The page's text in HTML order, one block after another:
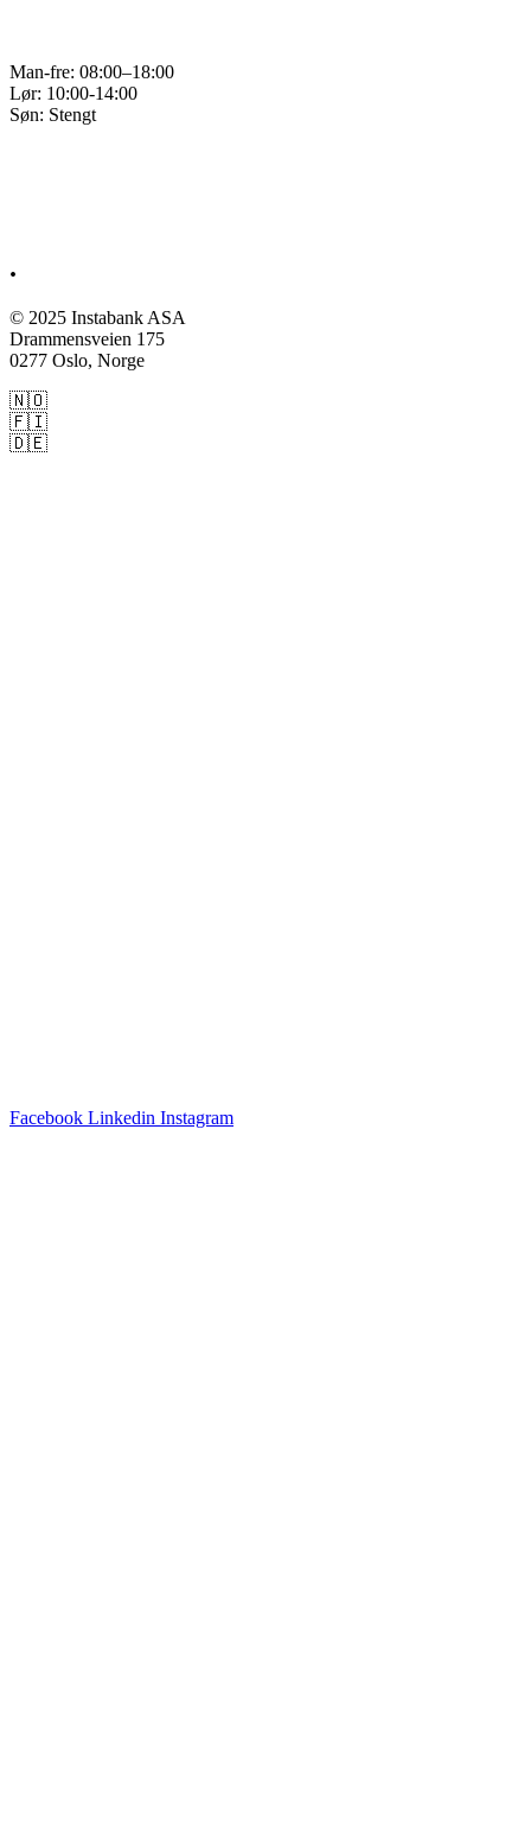
Man-fre: 08:00–18:00
Lør: 10:00-14:00
Søn: Stengt
.
© 2025 Instabank ASA
Drammensveien 175
0277 Oslo, Norge
🇳🇴
🇫🇮
🇩🇪
Facebook Linkedin Instagram